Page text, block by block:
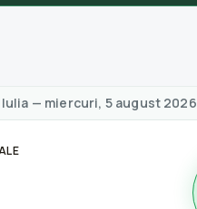
— miercuri, 5 august 2026